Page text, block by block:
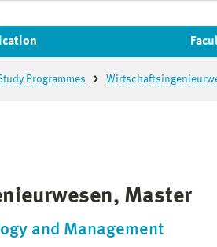
Programmes
Master
and Management